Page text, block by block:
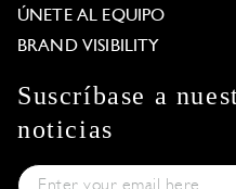
ÚNETE AL EQUIPO
BRAND VISIBILITY
Suscríbase a
noticias